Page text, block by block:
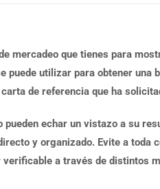
mercadeo que tienes para
puede utilizar para obtener una
de referencia que ha
echar un vistazo a su
y organizado. Evite a toda
a través de distintos